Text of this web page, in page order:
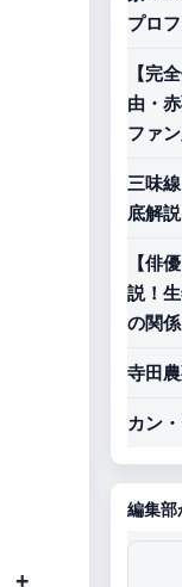
プロ
【完
由・
ファ
三味
底解説
【俳
説！
の関
寺田
カン
編集部